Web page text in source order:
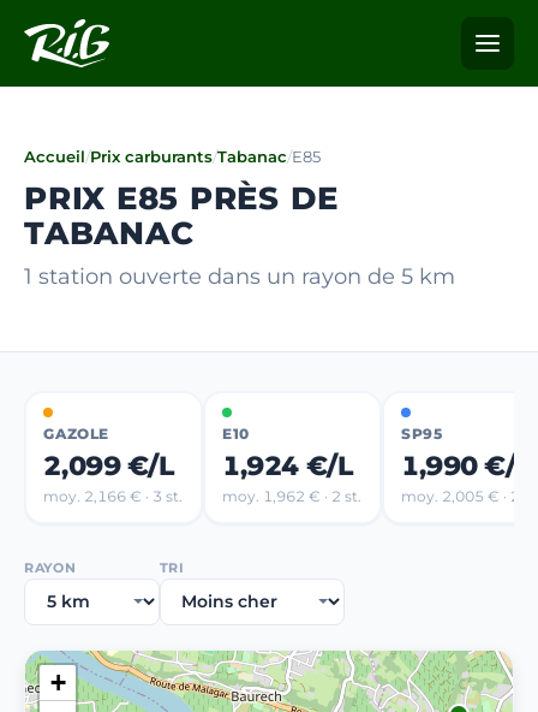
Accueil/Prix carburants/Tabanac/E85
PRIX E85 PRÈS DE
TABANAC
1 station ouverte dans un rayon de 5 km
GAZOLE
2,099 €/L
moy. 2,166 € · 3 st.
E10
1,924 €/L
moy. 1,962 € · 2 st.
SP95
1,990 €/L
moy. 2,005 € · 2
RAYON TRI
+